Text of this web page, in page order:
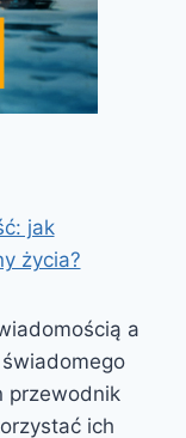
jak
życia?
a
przewodnik
ich